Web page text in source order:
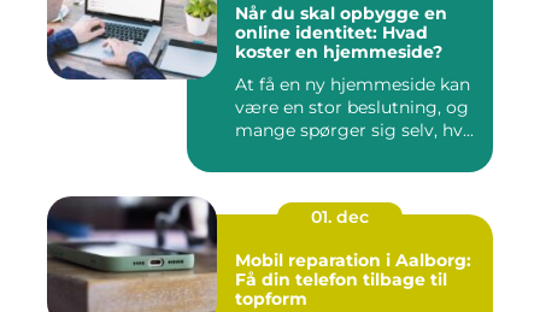
Når du skal opbygge en
online identitet: Hvad
koster en hjemmeside?
At få en ny hjemmeside kan
være en stor beslutning, og
mange spørger sig selv, hv...
01. dec
Mobil reparation i Aalborg:
Få din telefon tilbage til
topform